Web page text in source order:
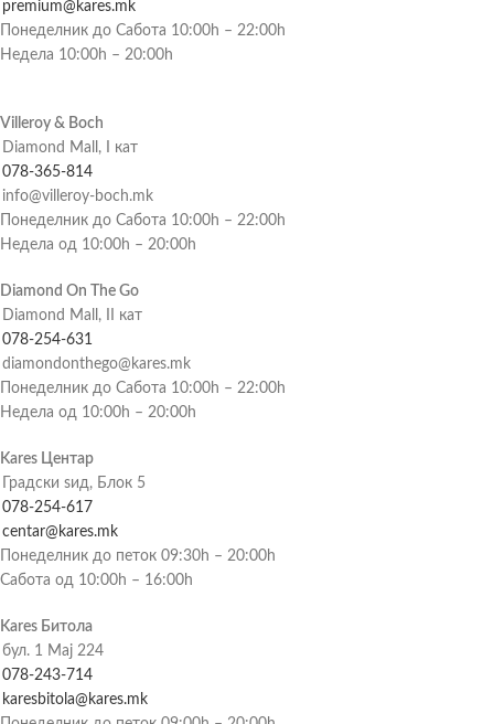
premium@kares.mk
Понеделник до Сабота 10:00h – 22:00h
Недела 10:00h – 20:00h
Villeroy & Boch
Diamond Mall, I кат
078-365-814
info@villeroy-boch.mk
Понеделник до Сабота 10:00h – 22:00h
Недела од 10:00h – 20:00h
Diamond On The Go
Diamond Mall, II кат
078-254-631
diamondonthego@kares.mk
Понеделник до Сабота 10:00h – 22:00h
Недела од 10:00h – 20:00h
Kares Центар
Градски ѕид, Блок 5
078-254-617
centar@kares.mk
Понеделник до петок 09:30h – 20:00h
Сабота од 10:00h – 16:00h
Kares Битола
бул. 1 Мај 224
078-243-714
karesbitola@kares.mk